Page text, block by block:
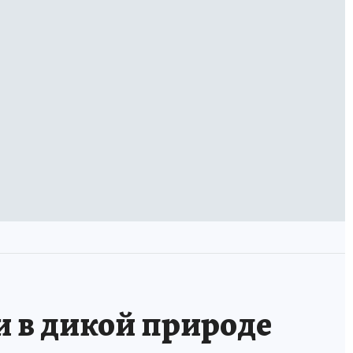
в дикой природе